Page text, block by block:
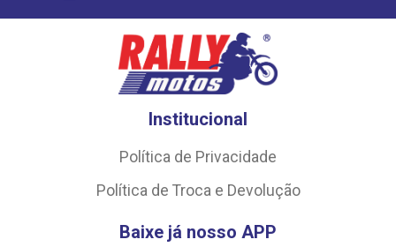
Institucional
Política de Privacidade
Política de Troca e Devolução
Baixe já nosso APP